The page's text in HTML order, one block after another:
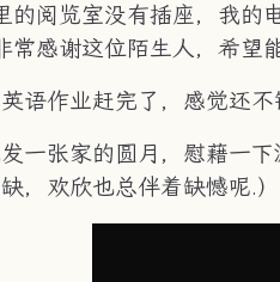
阅览室没有插座，我
感谢这位陌生人，希望
语作业赶完了，感觉还不
一张家的圆月，慰藉一
，欢欣也总伴着缺憾呢.）